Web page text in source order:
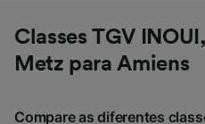
Classes TGV
Metz para Amiens
Compare as diferentes